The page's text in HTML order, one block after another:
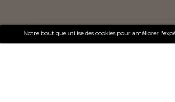
Notre boutique utilise des cookies pour améliorer